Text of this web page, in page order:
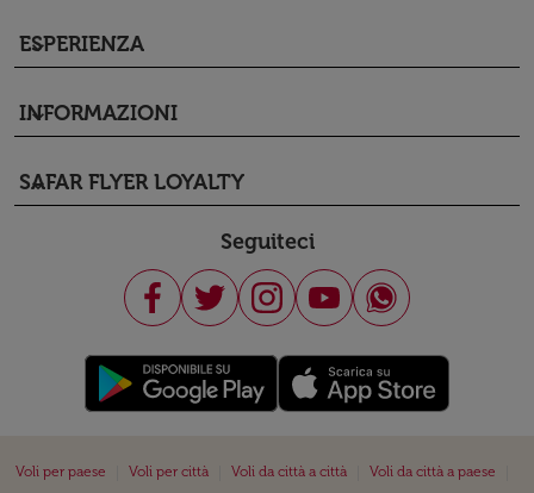
ESPERIENZA
keyboard_arrow_down
INFORMAZIONI
keyboard_arrow_down
SAFAR FLYER LOYALTY
keyboard_arrow_down
Seguiteci
Voli per paese Voli per città Voli da città a città Voli da città a paese